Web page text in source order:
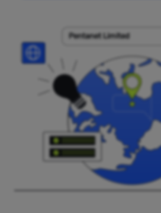
Pentanet Limited